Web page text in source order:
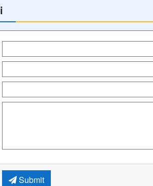
Submit